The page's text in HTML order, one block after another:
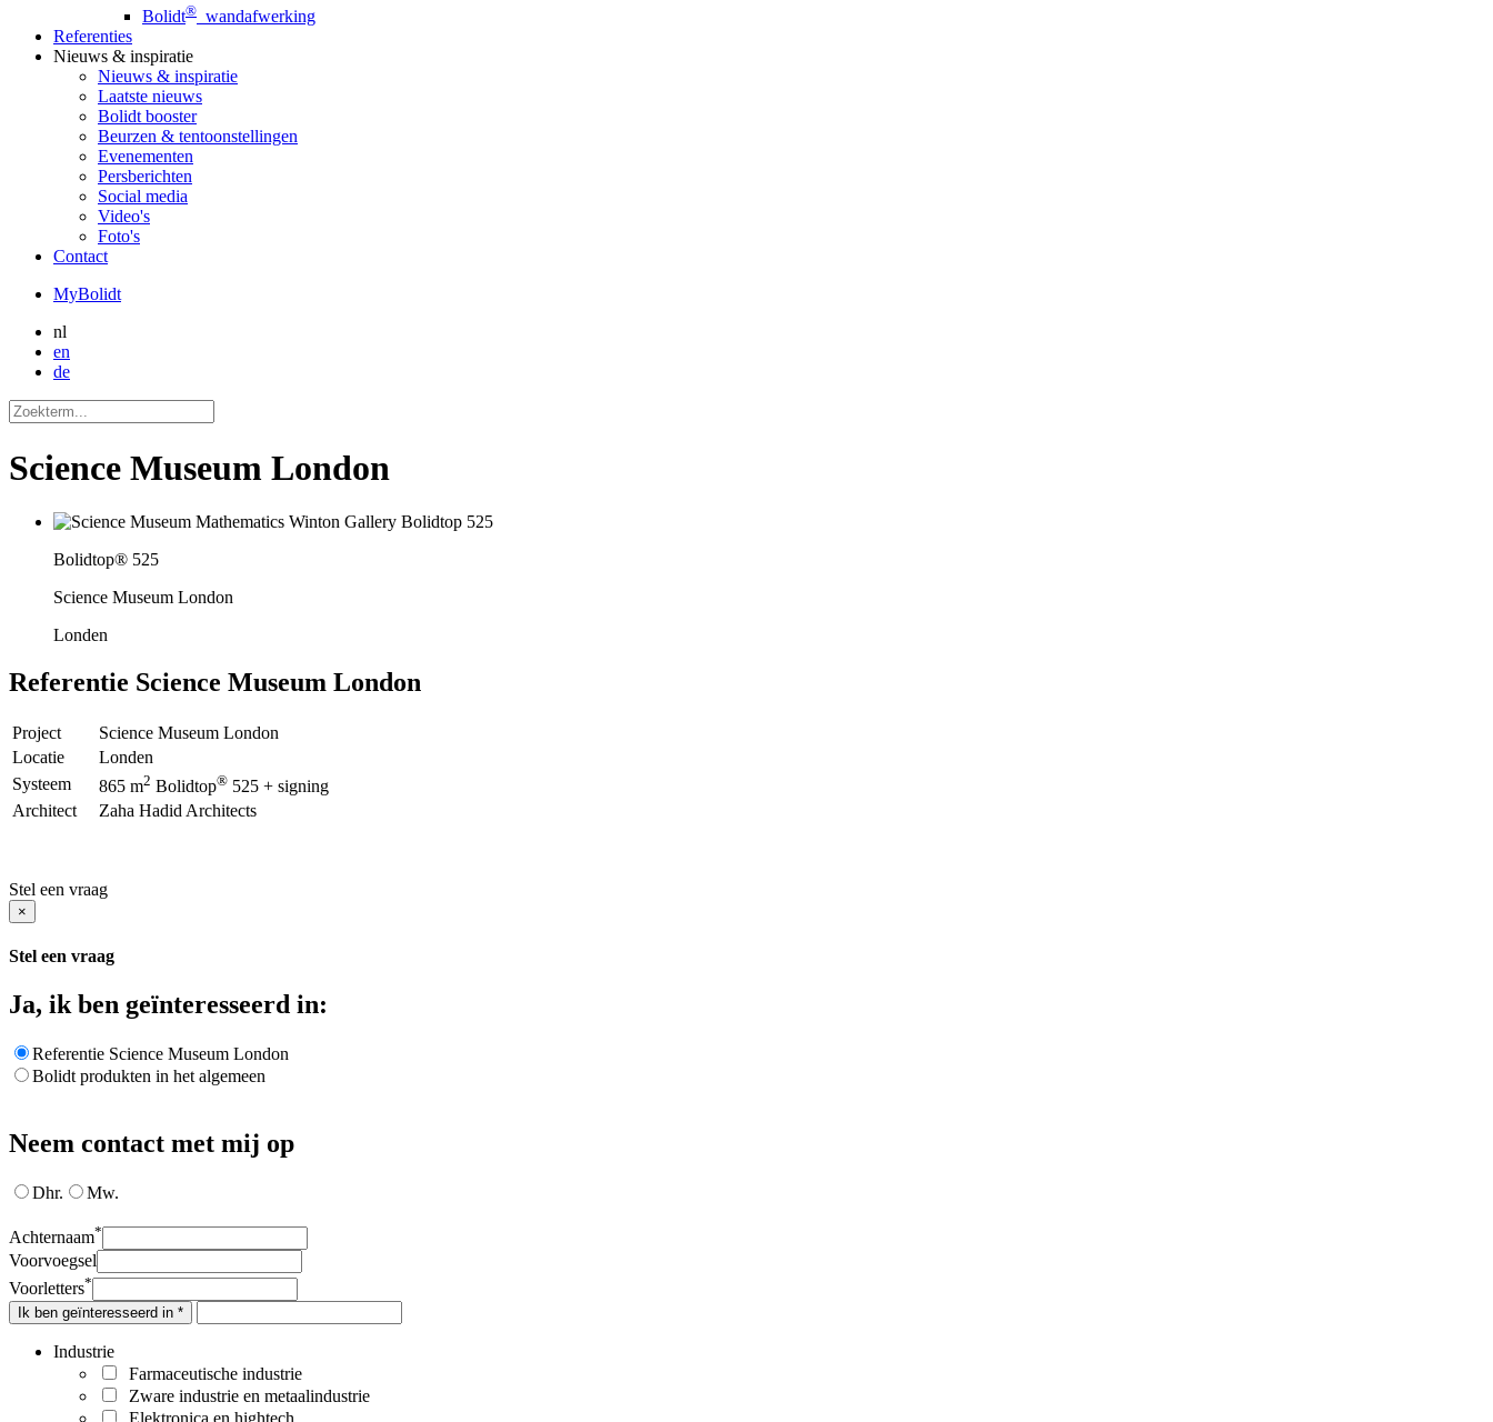
Bolidt® wandafwerking
Referenties
Nieuws & inspiratie
Nieuws & inspiratie
Laatste nieuws
Bolidt booster
Beurzen & tentoonstellingen
Evenementen
Persberichten
Social media
Video's
Foto's
Contact
MyBolidt
nl
en
de
Science Museum London
Bolidtop® 525
Science Museum London
Londen
Referentie Science Museum London
Project
Science Museum London
Locatie
Londen
Systeem
865 m2 Bolidtop® 525 + signing
Architect
Zaha Hadid Architects
Stel een vraag
×
Stel een vraag
Ja, ik ben geïnteresseerd in:
Referentie Science Museum London
Bolidt produkten in het algemeen
Neem contact met mij op
Dhr. Mw.
Achternaam*
Voorvoegsel
Voorletters*
Ik ben geïnteresseerd in *
Industrie
Farmaceutische industrie
Zware industrie en metaalindustrie
Elektronica en hightech